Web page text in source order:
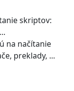
skriptov:
na načítanie
preklady, ...